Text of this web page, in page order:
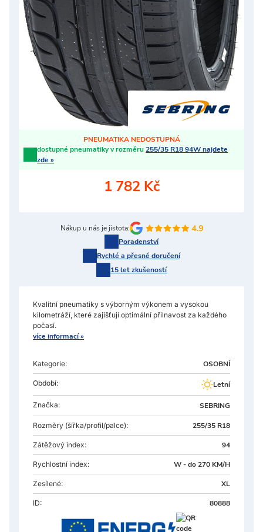
PNEUMATIKA NEDOSTUPNÁ
dostupné pneumatiky v rozměru255/35 R18 94W najdete
zde »
1 782 Kč
Nákup u nás je jistota:
Poradenství
Rychlé a přesné doručení
15 let zkušeností
Kvalitní pneumatiky s výborným výkonem a vysokou
kilometráží, které zajišťují optimální přilnavost za každého
počasí.
více informací »
Kategorie: OSOBNÍ
Období: Letní
Značka: SEBRING
Rozměry (šířka/profil/palce): 255/35 R18
Zátěžový index: 94
Rychlostní index: W - do 270 KM/H
Zesílené: XL
ID: 80888